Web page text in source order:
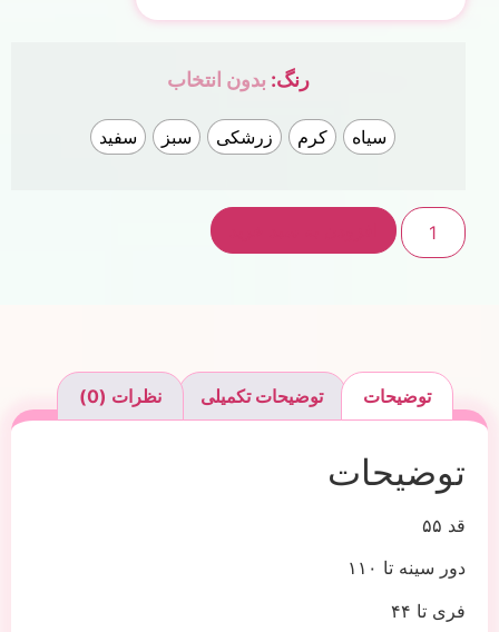
رنگ: بدون انتخاب
سیاه کرم زرشکی سبز سفید
توضیحات توضیحات تکمیلی نظرات (0)
توضیحات
قد ۵۵
دور سینه تا ۱۱۰
فری تا ۴۴